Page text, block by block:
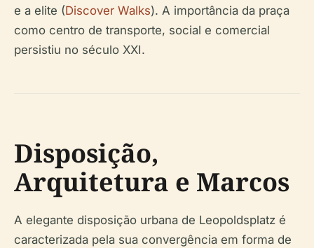
e a elite (Discover Walks). A importância da praça
como centro de transporte, social e comercial
persistiu no século XXI.
Disposição,
Arquitetura e Marcos
A elegante disposição urbana de Leopoldsplatz é
caracterizada pela sua convergência em forma de